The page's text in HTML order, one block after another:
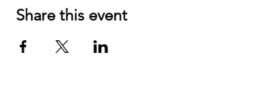
Share this event